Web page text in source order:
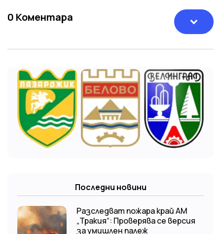
0 Коментара
Последни новини
Разследват пожара край АМ
„Тракия“: Проверява се версия
за умишлен палеж